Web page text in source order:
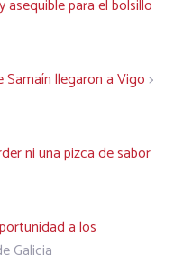
asequible para el bolsillo
llegaron a Vigo>
ni una pizca de sabor
a los
Galicia